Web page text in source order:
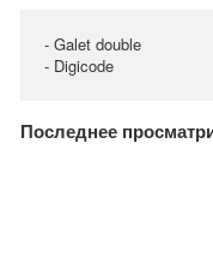
- Galet double
- Digicode
Последнее